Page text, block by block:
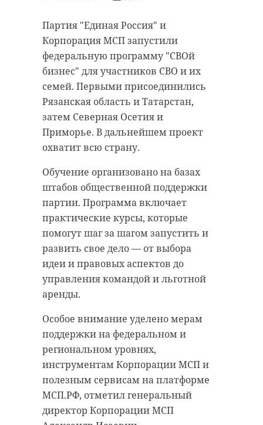
Партия "Единая Россия" и
Корпорация МСП запустили
федеральную программу "СВОй
бизнес" для участников СВО и их
семей. Первыми присоединились
Рязанская область и Татарстан,
затем Северная Осетия и
Приморье. В дальнейшем проект
охватит всю страну.
Обучение организовано на базах
штабов общественной поддержки
партии. Программа включает
практические курсы, которые
помогут шаг за шагом запустить и
развить свое дело — от выбора
идеи и правовых аспектов до
управления командой и льготной
аренды.
Особое внимание уделено мерам
поддержки на федеральном и
региональном уровнях,
инструментам Корпорации МСП и
полезным сервисам на платформе
МСП.РФ, отметил генеральный
директор Корпорации МСП